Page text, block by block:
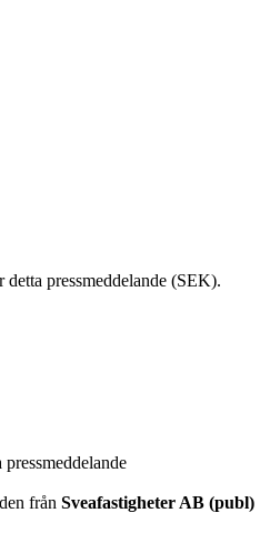
pressmeddelande (SEK).
från Sveafastigheter AB (publ)